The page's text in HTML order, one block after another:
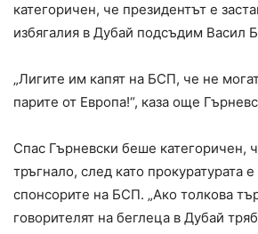
категоричен, че президентът е
избягалия в Дубай подсъдим Васил
„Лигите им капят на БСП, че не
парите от Европа!“, каза още
Спас Гърневски беше категоричен,
тръгнало, след като прокуратурата
спонсорите на БСП. „Ако толкова
говорителят на беглеца в Дубай